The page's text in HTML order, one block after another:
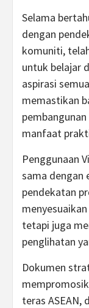
Selama
dengan
komuniti,
untuk belajar
aspirasi
memastikan
manfaat
Penggunaan
sama dengan
pendekatan
tetapi juga
penglihatan
Dokumen
teras ASEAN,